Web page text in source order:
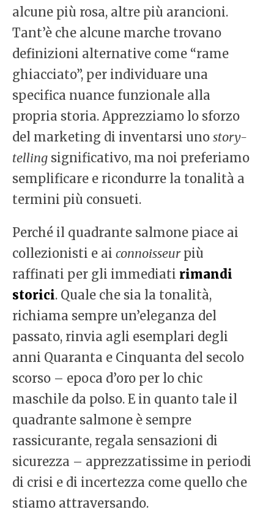
alcune più rosa, altre più arancioni.
Tant’è che alcune marche trovano
definizioni alternative come “rame
ghiacciato”, per individuare una
specifica nuance funzionale alla
propria storia. Apprezziamo lo sforzo
del marketing di inventarsi uno story-
telling significativo, ma noi preferiamo
semplificare e ricondurre la tonalità a
termini più consueti.
Perché il quadrante salmone piace ai
collezionisti e ai connoisseurpiù
raffinati per gli immediati rimandi
storici. Quale che sia la tonalità,
richiama sempre un’eleganza del
passato, rinvia agli esemplari degli
anni Quaranta e Cinquanta del secolo
scorso – epoca d’oro per lo chic
maschile da polso. E in quanto tale il
quadrante salmone è sempre
rassicurante, regala sensazioni di
sicurezza – apprezzatissime in periodi
di crisi e di incertezza come quello che
stiamo attraversando.